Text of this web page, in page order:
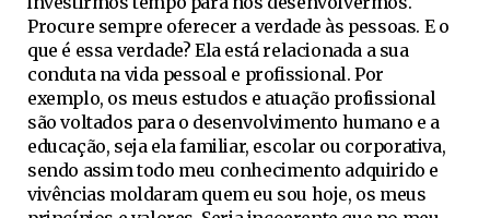
Procure sempre oferecer a verdade às pessoas. E o
que é essa verdade? Ela está relacionada a sua
conduta na vida pessoal e profissional. Por
exemplo, os meus estudos e atuação profissional
são voltados para o desenvolvimento humano e a
educação, seja ela familiar, escolar ou corporativa,
sendo assim todo meu conhecimento adquirido e
vivências moldaram quem eu sou hoje, os meus